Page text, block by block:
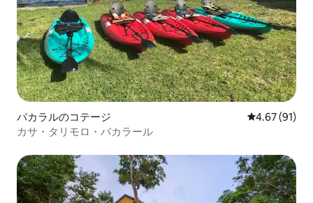
バカラルのコテージ レビュー91
4.67 (91)
カサ・タリモロ・バカラール